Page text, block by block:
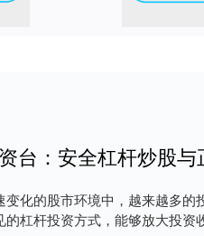
台：安全杠杆炒股
变化的股市环境中，越来越多
的杠杆投资方式，能够放大投